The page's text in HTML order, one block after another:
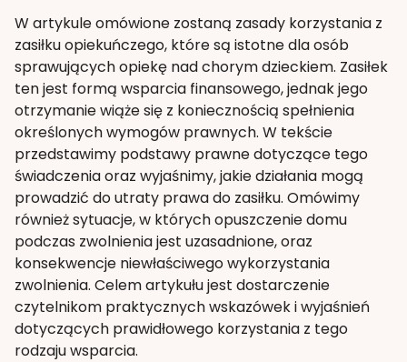
W artykule omówione zostaną zasady korzystania z
zasiłku opiekuńczego, które są istotne dla osób
sprawujących opiekę nad chorym dzieckiem. Zasiłek
ten jest formą wsparcia finansowego, jednak jego
otrzymanie wiąże się z koniecznością spełnienia
określonych wymogów prawnych. W tekście
przedstawimy podstawy prawne dotyczące tego
świadczenia oraz wyjaśnimy, jakie działania mogą
prowadzić do utraty prawa do zasiłku. Omówimy
również sytuacje, w których opuszczenie domu
podczas zwolnienia jest uzasadnione, oraz
konsekwencje niewłaściwego wykorzystania
zwolnienia. Celem artykułu jest dostarczenie
czytelnikom praktycznych wskazówek i wyjaśnień
dotyczących prawidłowego korzystania z tego
rodzaju wsparcia.